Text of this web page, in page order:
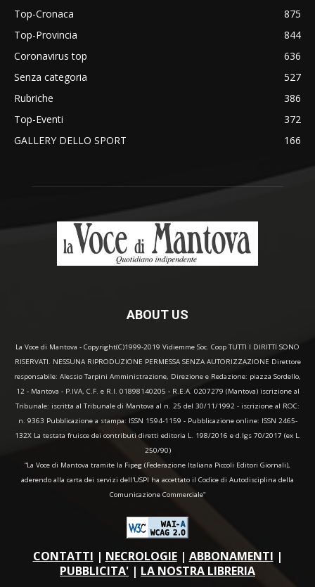
Top-Cronaca
875
Top-Provincia
844
Coronavirus top
636
Senza categoria
527
Rubriche
386
Top-Eventi
372
GALLERY DELLO SPORT
166
ABOUT US
La Voce di Mantova - Copyright(C)1999-2019 Vidiemme Soc. Coop TUTTI I DIRITTI SONO
RISERVATI. NESSUNA RIPRODUZIONE PERMESSA SENZA AUTORIZZAZIONE Direttore
responsabile: Alessio Tarpini Amministrazione, Direzione e Redazione: piazza Sordello,
12 - Mantova - P.IVA, C.F. e R.I. 01898140205 - R.E.A. 0207279 (Mantova) iscrizione al
Tribunale: iscritta al Tribunale di Mantova al n. 25 del 30/11/1992 - iscrizione al ROC:
n. 9363 Pubblicazione a stampa: ISSN 1594-1159 - Pubblicazione online: ISSN 2465-
132X La testata fruisce dei contributi diretti editoria L. 198/2016 e d.lgs 70/2017 (ex L.
250/90)
“La Voce di Mantova tramite la Fipeg (Federazione Italiana Piccoli Editori Giornali),
aderendo alla carta dei servizi dell'USPI ha accettato il Codice di Autodisciplina della
Comunicazione Commerciale"
CONTATTI | NECROLOGIE| ABBONAMENTI |
PUBBLICITA' | LA NOSTRA LIBRERIA